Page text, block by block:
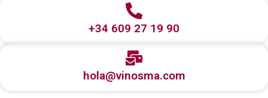
+34 609 27 19 90
hola@vinosma.com